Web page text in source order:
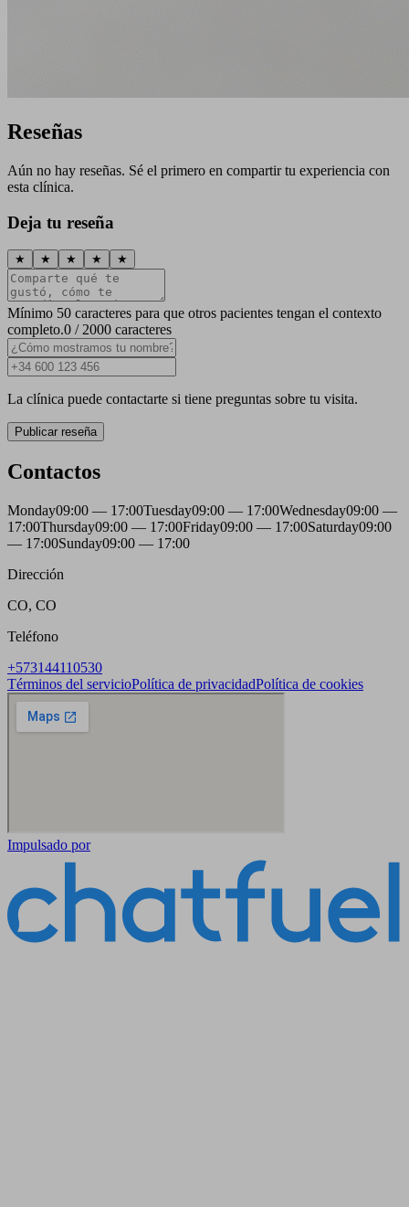
Reseñas
Aún no hay reseñas. Sé el primero en compartir tu experiencia con
esta clínica.
Deja tu reseña
★ ★ ★ ★ ★
Mínimo 50 caracteres para que otros pacientes tengan el contexto
completo.0 / 2000 caracteres
La clínica puede contactarte si tiene preguntas sobre tu visita.
Publicar reseña
Contactos
Monday09:00 — 17:00Tuesday09:00 — 17:00Wednesday09:00 —
17:00Thursday09:00 — 17:00Friday09:00 — 17:00Saturday09:00
— 17:00Sunday09:00 — 17:00
Dirección
CO, CO
Teléfono
+573144110530
Términos del servicioPolítica de privacidadPolítica de cookies
Impulsado por